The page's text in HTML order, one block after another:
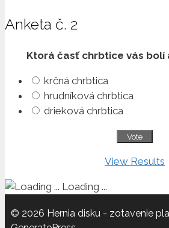
Anketa č. 2
Ktorá časť chrbtice vás bolí
krčná chrbtica
hrudníková chrbtica
drieková chrbtica
View Results
Loading ...
© 2026 Hernia disku - zotavenie